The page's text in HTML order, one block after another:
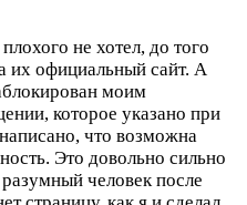
не хотел, до того
их официальный сайт. А
моим
которое указано при
что возможна
Это довольно сильно
человек после